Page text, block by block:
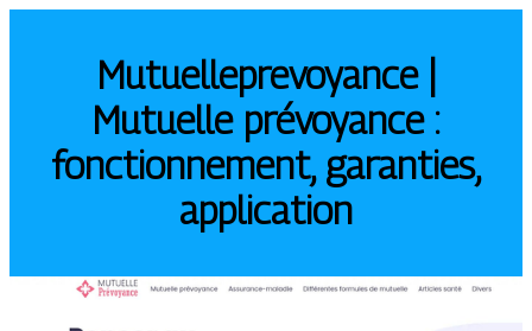
Mutuelleprevoyance |
Mutuelle prévoyance :
fonction­ne­ment, garanties,
application